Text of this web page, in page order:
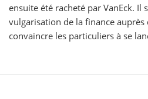
ensuite été racheté par VanEck. Il
vulgarisation de la finance
convaincre les particuliers à se